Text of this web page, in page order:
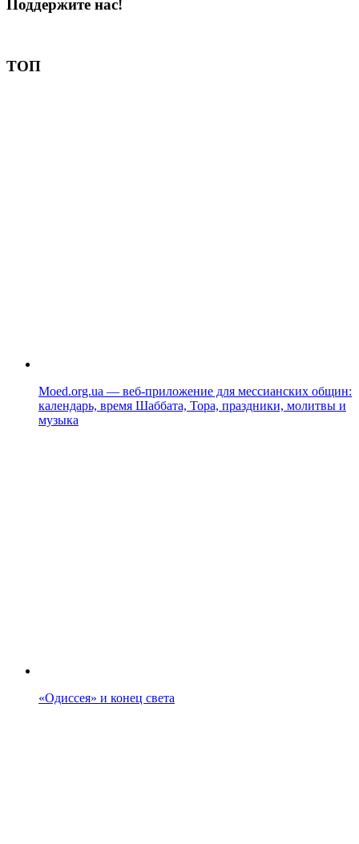
Поддержите нас!
ТОП
Moed.org.ua — веб-приложение для мессианских общин:
календарь, время Шаббата, Тора, праздники, молитвы и
музыка
«Одиссея» и конец света